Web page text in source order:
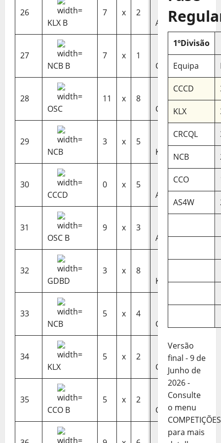
26
KLX B
7 x
2
AS4W B
27
NCB B
7 x
1
CCO B
28
OSC
11 x
8
CRCQL B
29
NCB
3 x
5
KLX
30
CCCD
0 x
5
AS4W
31
OSC B
9 x
3
AS4W B
32
GDBD
3 x
8
KLX B
33
NCB
5 x
4
CCO
34
KLX
5 x
2
CRCQL
35
CCO B
5 x
2
CRCQL B
1ºDivisão
Equipa
CCCD
KLX
CRCQL
NCB
CCO
AS4W
Versão
final - 9 de
Junho de
2026 -
Consulte
o menu
COMPETIÇÕES
para mais